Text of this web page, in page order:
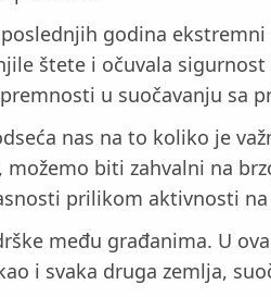
godina
štete i očuvala
u suočavanju sa
nas na to koliko je
biti zahvalni na
prilikom aktivnosti
među građanima. U
i svaka druga zemlja,